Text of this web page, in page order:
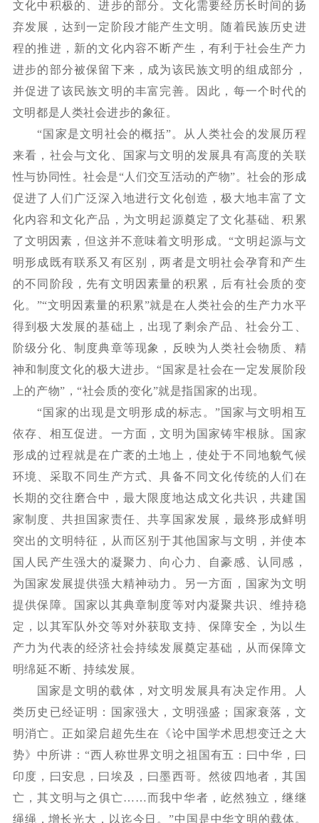
文化中积极的、进步的部分。文化需要经历长时间的扬
弃发展，达到一定阶段才能产生文明。随着民族历史进
程的推进，新的文化内容不断产生，有利于社会生产力
进步的部分被保留下来，成为该民族文明的组成部分，
并促进了该民族文明的丰富完善。因此，每一个时代的
文明都是人类社会进步的象征。
“国家是文明社会的概括”。从人类社会的发展历程
来看，社会与文化、国家与文明的发展具有高度的关联
性与协同性。社会是“人们交互活动的产物”。社会的形成
促进了人们广泛深入地进行文化创造，极大地丰富了文
化内容和文化产品，为文明起源奠定了文化基础、积累
了文明因素，但这并不意味着文明形成。“文明起源与文
明形成既有联系又有区别，两者是文明社会孕育和产生
的不同阶段，先有文明因素量的积累，后有社会质的变
化。”“文明因素量的积累”就是在人类社会的生产力水平
得到极大发展的基础上，出现了剩余产品、社会分工、
阶级分化、制度典章等现象，反映为人类社会物质、精
神和制度文化的极大进步。“国家是社会在一定发展阶段
上的产物”，“社会质的变化”就是指国家的出现。
“国家的出现是文明形成的标志。”国家与文明相互
依存、相互促进。一方面，文明为国家铸牢根脉。国家
形成的过程就是在广袤的土地上，使处于不同地貌气候
环境、采取不同生产方式、具备不同文化传统的人们在
长期的交往磨合中，最大限度地达成文化共识，共建国
家制度、共担国家责任、共享国家发展，最终形成鲜明
突出的文明特征，从而区别于其他国家与文明，并使本
国人民产生强大的凝聚力、向心力、自豪感、认同感，
为国家发展提供强大精神动力。另一方面，国家为文明
提供保障。国家以其典章制度等对内凝聚共识、维持稳
定，以其军队外交等对外获取支持、保障安全，为以生
产力为代表的经济社会持续发展奠定基础，从而保障文
明绵延不断、持续发展。
国家是文明的载体，对文明发展具有决定作用。人
类历史已经证明：国家强大，文明强盛；国家衰落，文
明消亡。正如梁启超先生在《论中国学术思想变迁之大
势》中所讲：“西人称世界文明之祖国有五：曰中华，曰
印度，曰安息，曰埃及，曰墨西哥。然彼四地者，其国
亡，其文明与之俱亡……而我中华者，屹然独立，继继
绳绳，增长光大，以迄今日。”中国是中华文明的载体。